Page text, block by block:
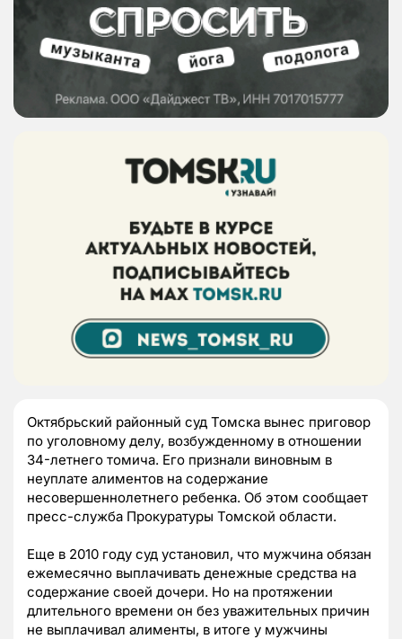
Октябрьский районный суд Томска вынес приговор
по уголовному делу, возбужденному в отношении
34-летнего томича. Его признали виновным в
неуплате алиментов на содержание
несовершеннолетнего ребенка. Об этом сообщает
пресс-служба Прокуратуры Томской области.
Еще в 2010 году суд установил, что мужчина обязан
ежемесячно выплачивать денежные средства на
содержание своей дочери. Но на протяжении
длительного времени он без уважительных причин
не выплачивал алименты, в итоге у мужчины